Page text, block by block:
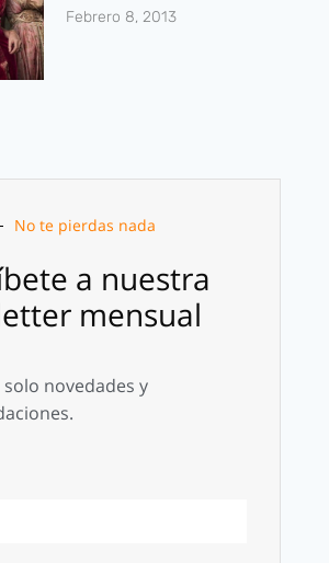
Febrero 8, 2013
No te pierdas nada
a nuestra
mensual
solo novedades y